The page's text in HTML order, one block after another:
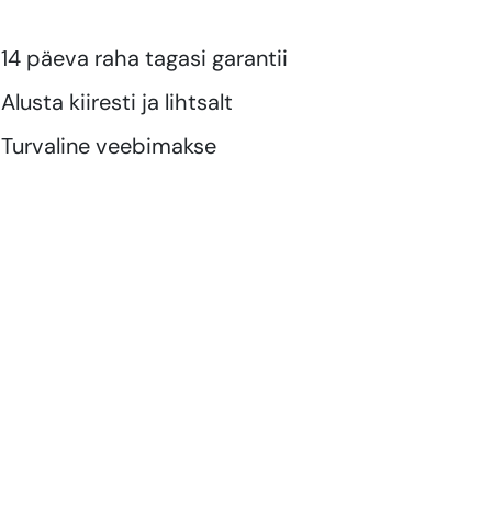
14 päeva raha tagasi garantii
Alusta kiiresti ja lihtsalt
Turvaline veebimakse